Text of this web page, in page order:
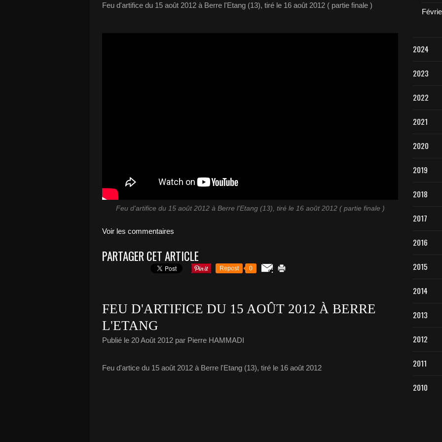
Feu d'artifice du 15 août 2012 à Berre l'Etang (13), tiré le 16 août 2012 ( partie finale )
Feu d'artifice du 15 août 2012 à Berre l'Etang (13), tiré le 16 août 2012 ( partie finale )
Voir les commentaires
PARTAGER CET ARTICLE
Repost 0
FEU D'ARTIFICE DU 15 AOÛT 2012 À BERRE
L'ETANG
Publié le 20 Août 2012 par Pierre HAMMADI
Feu d'artice du 15 août 2012 à Berre l'Etang (13), tiré le 16 août 2012
2024
2023
2022
2021
2020
2019
2018
2017
2016
2015
2014
2013
2012
2011
2010